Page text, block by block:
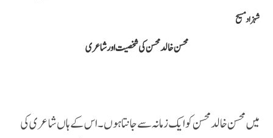
شہزاد مسیح
محسن خالد محسن کی شخصیت اور شاعری
میں محسن خالد محسن کو ایک زمانہ سے جانتا ہوں ۔اس کے ہاں شاعری کی